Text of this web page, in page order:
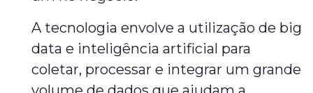
A tecnologia envolve a utilização de big
data e inteligência artificial para
coletar, processar e integrar um grande